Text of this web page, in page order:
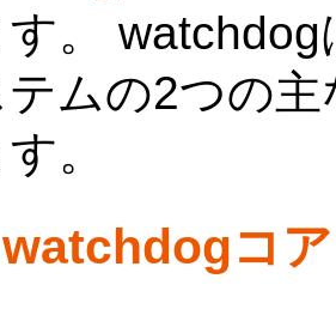
す。
ムの2つの
。
コア